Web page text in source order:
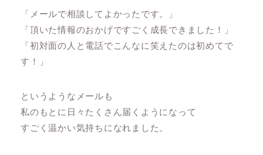
「メールで相談してよかったです。」
「頂いた情報のおかげですごく成長できました！」
「初対面の人と電話でこんなに笑えたのは初めてで
す！」
というようなメールも
私のもとに日々たくさん届くようになって
すごく温かい気持ちになれました。